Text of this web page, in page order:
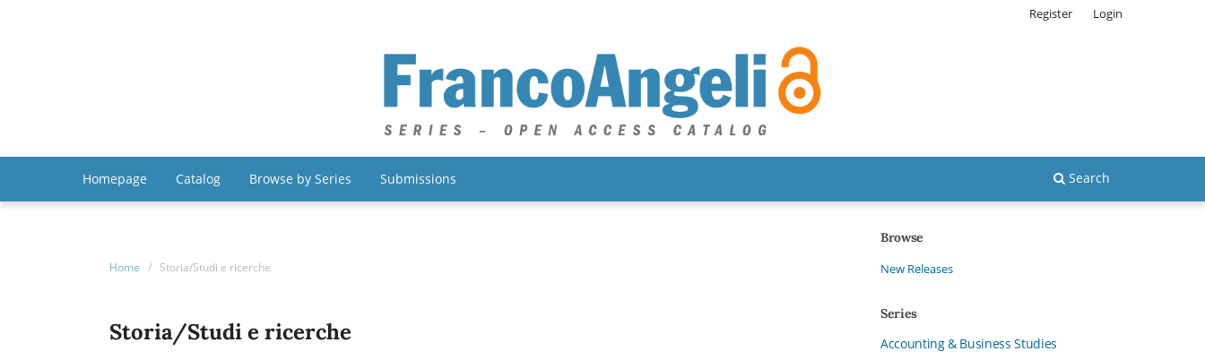
Homepage Catalog Browse by Series Submissions Search
Register Login
Home / Storia/Studi e ricerche
Storia/Studi e ricerche
Browse
New Releases
Series
Accounting & Business Studies